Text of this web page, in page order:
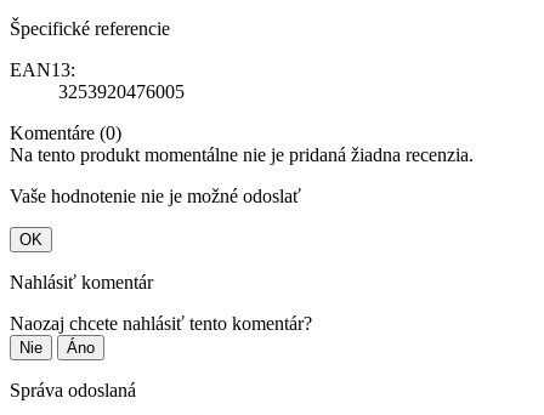
Špecifické referencie
EAN13:
3253920476005
Komentáre (0)
Na tento produkt momentálne nie je pridaná žiadna recenzia.
Vaše hodnotenie nie je možné odoslať
OK
Nahlásiť komentár
Naozaj chcete nahlásiť tento komentár?
Nie Áno
Správa odoslaná